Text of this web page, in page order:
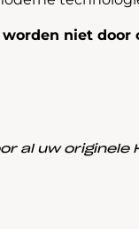
niet door
al uw originele